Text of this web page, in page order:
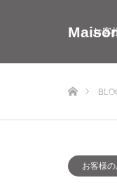
お客
お
お客様